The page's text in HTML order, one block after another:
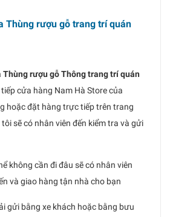
Thùng rượu gỗ trang trí quán
Thùng rượu gỗ Thông trang trí quán
cửa hàng Nam Hà Store của
hoặc đặt hàng trực tiếp trên trang
sẽ có nhân viên đến kiểm tra và gửi
không cần đi đâu sẽ có nhân viên
và giao hàng tận nhà cho bạn
gửi bằng xe khách hoặc bằng bưu